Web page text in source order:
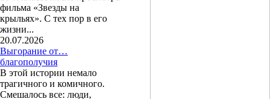
фильма «Звезды на
крыльях». С тех пор в его
жизни...
20.07.2026
Выгорание от…
благополучия
В этой истории немало
трагичного и комичного.
Смешалось все: люди,